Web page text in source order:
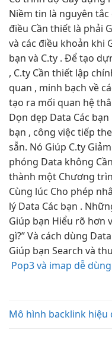
Niềm tin là nguyên
điều Cần thiết là phải
và các điều khoản khi
bạn và C.ty . Để tạo
, C.ty Cần thiết lập
quan , minh bạch về
tạo ra mối quan hệ
Dọn dẹp Data Các
bạn , công việc tiếp
sẵn. Nó Giúp C.ty
phóng Data không
thành một Chương
Cùng lúc Cho phép
lý Data Các bạn .
Giúp bạn Hiểu rõ hơn
gì?” Và cách dùng
Giúp bạn Search và
Pop3 và imap dễ dùng
Mô hình backlink hiệu